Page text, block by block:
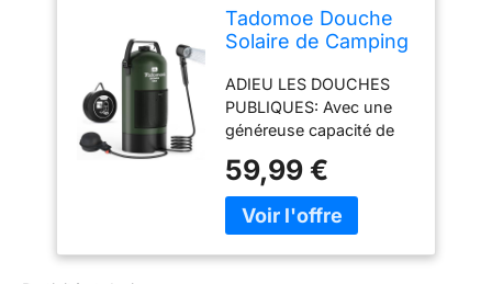
Tadomoe Douche
Solaire de Camping
Pompe à Pied, 20L
ADIEU LES DOUCHES
PUBLIQUES: Avec une
généreuse capacité de
salle de bain privée
partout. Suffisamment
d'eau pour 2 à 3
59,99 €